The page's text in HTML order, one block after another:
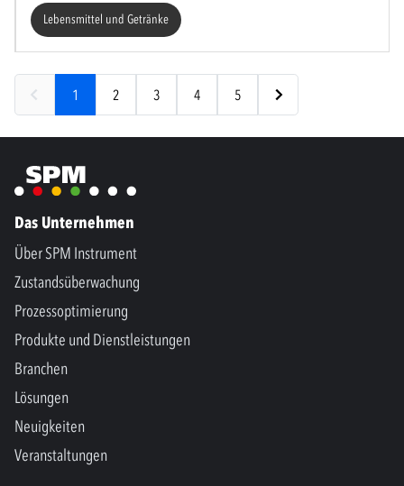
Lebensmittel und Getränke
1 2 3 4 5
Das Unternehmen
Über SPM Instrument
Zustandsüberwachung
Prozessoptimierung
Produkte und Dienstleistungen
Branchen
Lösungen
Neuigkeiten
Veranstaltungen